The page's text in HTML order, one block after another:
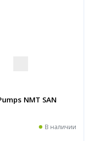
NMT SAN
В наличии